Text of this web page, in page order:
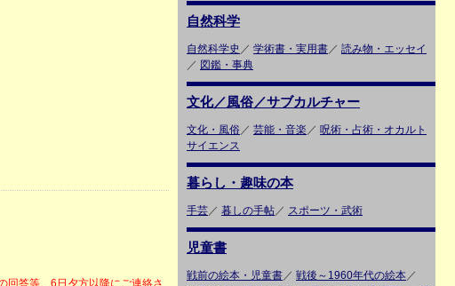
回答等、6日夕方以降にご連絡さ
自然科学
自然科学史 ／ 学術書・実用書／ 読み物・エッセイ
／ 図鑑・事典
文化／風俗／サブカルチャー
文化・風俗／ 芸能・音楽 ／ 呪術・占術・オカルト
サイエンス
暮らし・趣味の本
手芸／ 暮しの手帖／ スポーツ・武術
児童書
戦前の絵本・児童書／ 戦後～1960年代の絵本／